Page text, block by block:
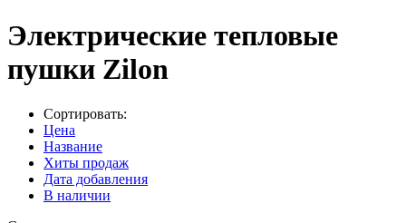
Электрические тепловые
пушки Zilon
Сортировать:
Цена
Название
Хиты продаж
Дата добавления
В наличии